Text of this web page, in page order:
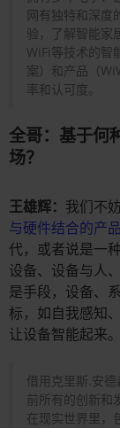
网有独特和深度
验，了解智能家
WiFi等技术的智
案）和产品（
率和认可度。
全哥：基于何
场？
王雄辉： 我们不
与硬件结合的产品
代，或者说是一
设备、设备与人
是手段，设备、
标，如自我感知
让设备智能起来。
借用克里斯.安
前所有的创新和
在现实世界里，